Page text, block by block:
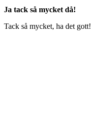
Ja tack så mycket då!
Tack så mycket, ha det gott!